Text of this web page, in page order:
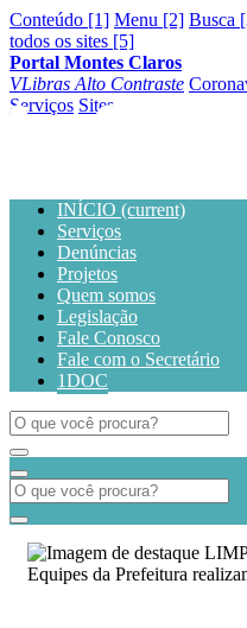
Conteúdo [1] Menu [2] Busca
todos os sites [5]
Portal Montes Claros
VLibras Alto Contraste
Serviços Sites
INÍCIO (current)
Serviços
Denúncias
Projetos
Quem somos
Legislação
Fale Conosco
Fale com o Secretário
1DOC